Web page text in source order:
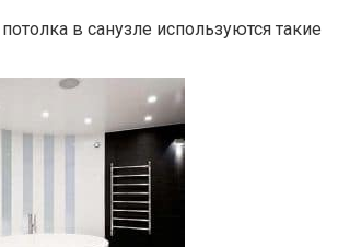
в санузле используются такие